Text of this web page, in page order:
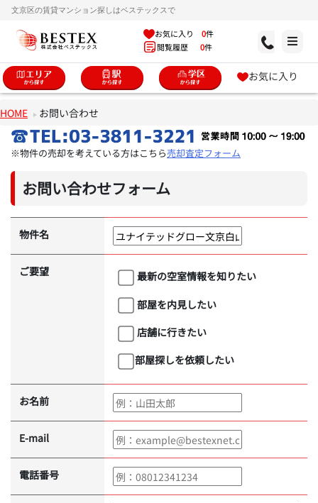
文京区の賃貸マンション探しはベステックスで
お気に入り 0件
閲覧履歴 0件
お気に入り
HOME お問い合わせ
※物件の売却を考えている方はこちら売却査定フォーム
お問い合わせフォーム
物件名
ご要望
最新の空室情報を知りたい
部屋を内見したい
店舗に行きたい
部屋探しを依頼したい
お名前
E-mail
電話番号